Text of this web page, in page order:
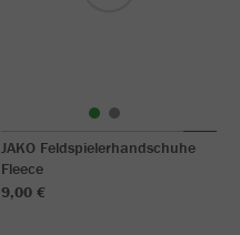
JAKO Feldspielerhandschuhe
Fleece
9,00 €